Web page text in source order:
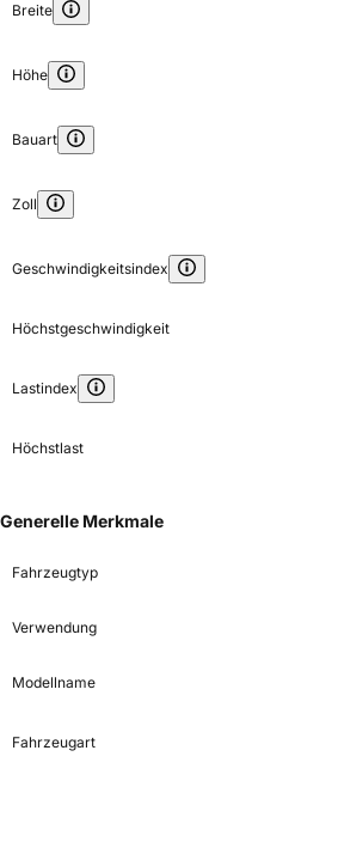
Breite
Höhe
Bauart
Zoll
Geschwindigkeitsindex
Höchstgeschwindigkeit
Lastindex
Höchstlast
Generelle Merkmale
Fahrzeugtyp
Verwendung
Modellname
Fahrzeugart